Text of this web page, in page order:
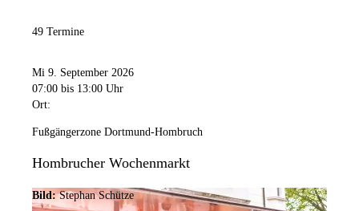
49 Termine
Mi 9. September 2026
07:00 bis 13:00 Uhr
Ort:
Fußgängerzone Dortmund-Hombruch
Hombrucher Wochenmarkt
Bild: Stephan Schütze